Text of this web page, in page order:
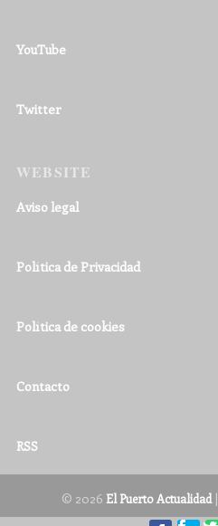
YouTube
Twitter
WEBSITE
Aviso legal
Política de Privacidad
Política de cookies
Contacto
RSS
© 2026 El Puerto Actualidad|